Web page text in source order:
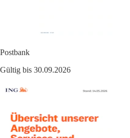
Postbank
Gültig bis 30.09.2026